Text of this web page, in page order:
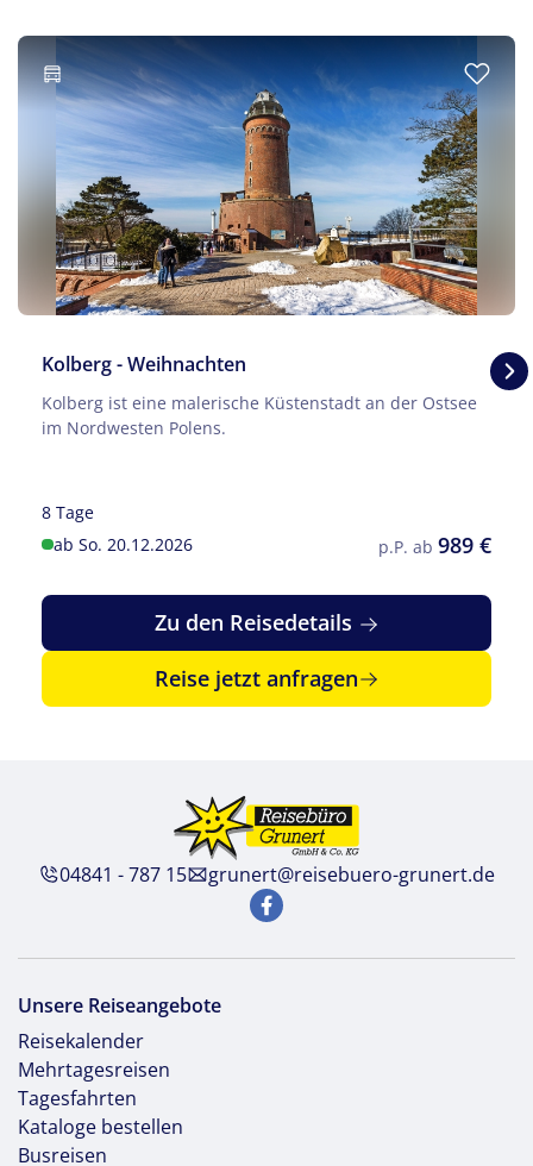
Kolberg - Weihnachten
Kolberg ist eine malerische Küstenstadt an der Ostsee
im Nordwesten Polens.
8 Tage
ab So. 20.12.2026
p.P. ab 989 €
Zu den Reisedetails
Reise jetzt anfragen
04841 - 787 15 grunert@reisebuero-grunert.de
Unsere Reiseangebote
Reisekalender
Mehrtagesreisen
Tagesfahrten
Kataloge bestellen
Busreisen